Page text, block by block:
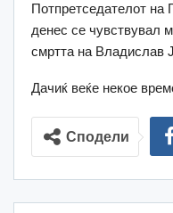
Потпретседателот на
денес се чувствувал
смртта на Владислав
Дачиќ веќе некое
Сподели